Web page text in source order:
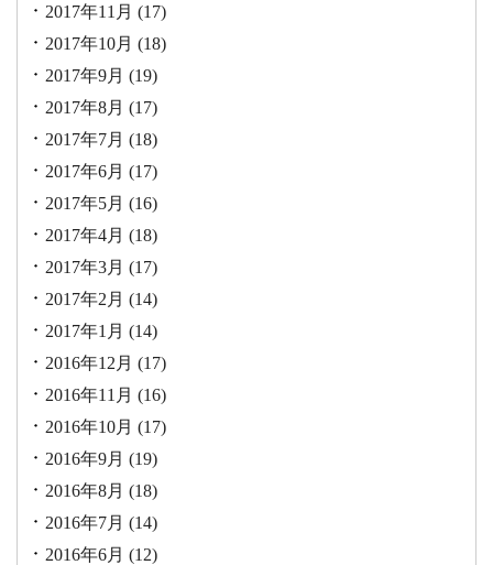
2017年11月 (17)
2017年10月 (18)
2017年9月 (19)
2017年8月 (17)
2017年7月 (18)
2017年6月 (17)
2017年5月 (16)
2017年4月 (18)
2017年3月 (17)
2017年2月 (14)
2017年1月 (14)
2016年12月 (17)
2016年11月 (16)
2016年10月 (17)
2016年9月 (19)
2016年8月 (18)
2016年7月 (14)
2016年6月 (12)